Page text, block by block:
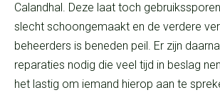
Calandhal. Deze laat toch
slecht schoongemaakt en de verdere
beheerders is beneden peil. Er zijn
reparaties nodig die veel tijd in beslag
het lastig om iemand hierop aan te